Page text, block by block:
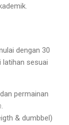
dengan 30
latihan sesuai
permainan
.
& dumbbel)